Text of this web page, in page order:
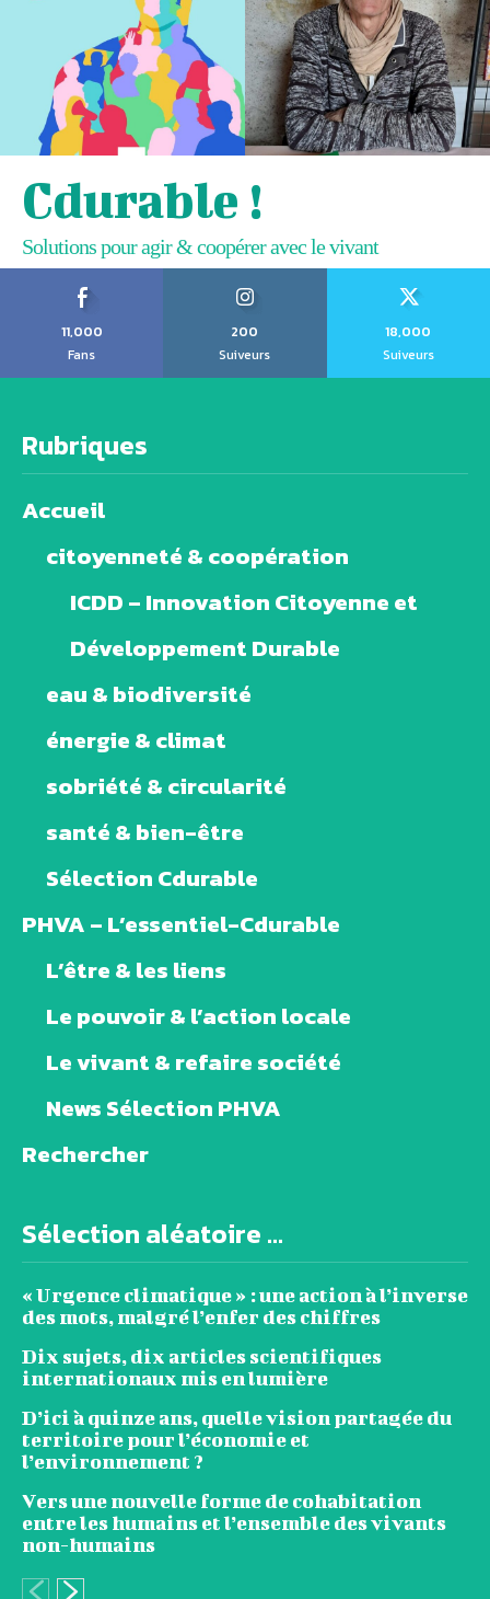
Cdurable !
Solutions pour agir & coopérer avec le vivant
11,000
Fans
200
Suiveurs
18,000
Suiveurs
Rubriques
Accueil
citoyenneté & coopération
ICDD – Innovation Citoyenne et
Développement Durable
eau & biodiversité
énergie & climat
sobriété & circularité
santé & bien-être
Sélection Cdurable
PHVA – L’essentiel-Cdurable
L’être & les liens
Le pouvoir & l’action locale
Le vivant & refaire société
News Sélection PHVA
Rechercher
Sélection aléatoire ...
« Urgence climatique » : une action à l’inverse
des mots, malgré l’enfer des chiffres
Dix sujets, dix articles scientifiques
internationaux mis en lumière
D’ici à quinze ans, quelle vision partagée du
territoire pour l’économie et
l’environnement ?
Vers une nouvelle forme de cohabitation
entre les humains et l’ensemble des vivants
non-humains